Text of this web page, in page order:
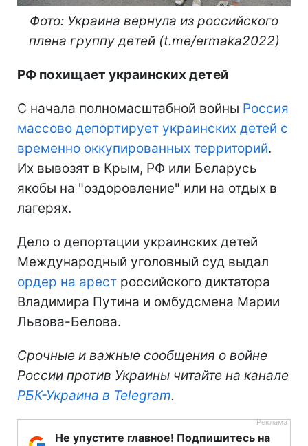
Фото: Украина вернула из российского
плена группу детей (t.me/ermaka2022)
РФ похищает украинских детей
С начала полномасштабной войны Россия
массово депортирует украинских детей с
временно оккупированных территорий.
Их вывозят в Крым, РФ или Беларусь
якобы на "оздоровление" или на отдых в
лагерях.
Дело о депортации украинских детей
Международный уголовный суд выдал
ордер на арест российского диктатора
Владимира Путина и омбудсмена Марии
Львова-Белова.
Срочные и важные сообщения о войне
России против Украины читайте на канале
РБК-Украина в Telegram.
Не упустите главное! Подпишитесь на